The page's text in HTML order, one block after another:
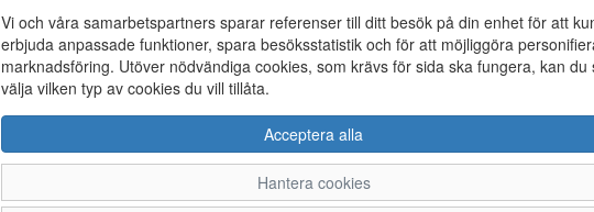
Vi och våra samarbetspartners sparar referenser till ditt besök på din enhet för att
erbjuda anpassade funktioner, spara besöksstatistik och för att möjliggöra
marknadsföring. Utöver nödvändiga cookies, som krävs för sida ska fungera, kan du
välja vilken typ av cookies du vill tillåta.
Acceptera alla
Hantera cookies
Allmänt
Om oss
Öppettider
432 41